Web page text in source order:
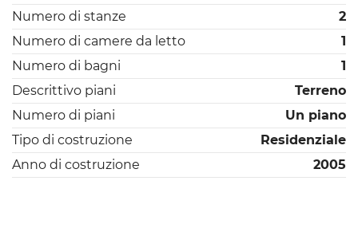
Numero di stanze
2
Numero di camere da letto
1
Numero di bagni
1
Descrittivo piani
Terreno
Numero di piani
Un piano
Tipo di costruzione
Residenziale
Anno di costruzione
2005